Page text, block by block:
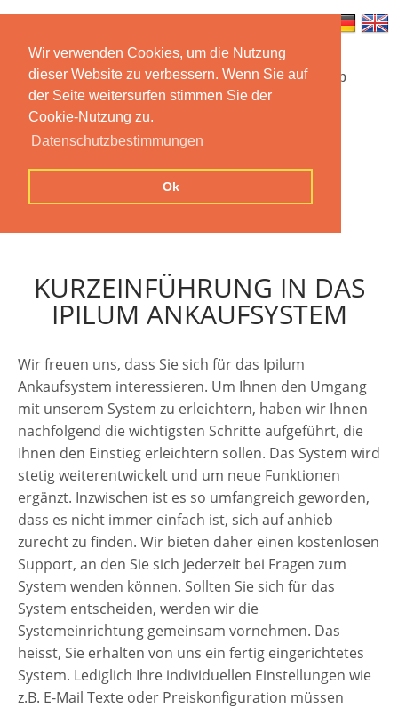
Wir verwenden Cookies, um die Nutzung
dieser Website zu verbessern. Wenn Sie auf
der Seite weitersurfen stimmen Sie der
Cookie-Nutzung zu.
Datenschutzbestimmungen
Ok
Startseite Funktionen Mobile App
Preise
Kontakt Impressum
KURZEINFÜHRUNG IN DAS
IPILUM ANKAUFSYSTEM
Wir freuen uns, dass Sie sich für das Ipilum
Ankaufsystem interessieren. Um Ihnen den Umgang
mit unserem System zu erleichtern, haben wir Ihnen
nachfolgend die wichtigsten Schritte aufgeführt, die
Ihnen den Einstieg erleichtern sollen. Das System wird
stetig weiterentwickelt und um neue Funktionen
ergänzt. Inzwischen ist es so umfangreich geworden,
dass es nicht immer einfach ist, sich auf anhieb
zurecht zu finden. Wir bieten daher einen kostenlosen
Support, an den Sie sich jederzeit bei Fragen zum
System wenden können. Sollten Sie sich für das
System entscheiden, werden wir die
Systemeinrichtung gemeinsam vornehmen. Das
heisst, Sie erhalten von uns ein fertig eingerichtetes
System. Lediglich Ihre individuellen Einstellungen wie
z.B. E-Mail Texte oder Preiskonfiguration müssen